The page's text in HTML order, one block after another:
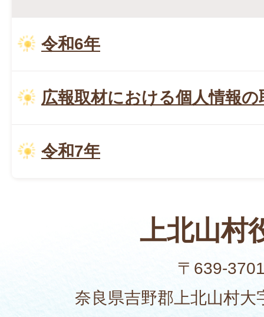
令和6年
広報取材における個人情報
令和7年
上北山村
〒639-
奈良県吉野郡上北山村大